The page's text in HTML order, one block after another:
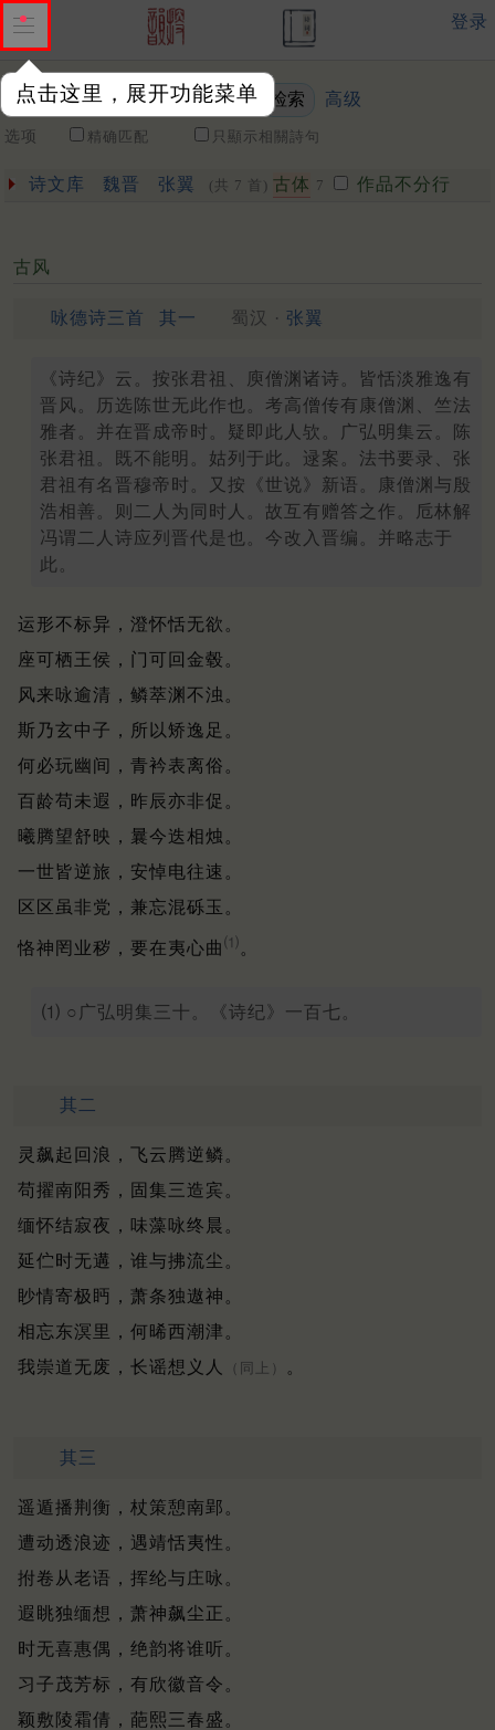
点击这里，展开功能菜单
登录
关键词 高级
选项 精确匹配 只顯示相關詩句
诗文库 魏晋 张翼 (共 7 首) 古体 7 作品不分行
古风
咏德诗三首 其一 蜀汉 · 张翼
《诗纪》云。按张君祖、庾僧渊诸诗。皆恬淡雅逸有
晋风。历选陈世无此作也。考高僧传有康僧渊、竺法
雅者。并在晋成帝时。疑即此人欤。广弘明集云。陈
张君祖。既不能明。姑列于此。逯案。法书要录、张
君祖有名晋穆帝时。又按《世说》新语。康僧渊与殷
浩相善。则二人为同时人。故互有赠答之作。卮林解
冯谓二人诗应列晋代是也。今改入晋编。并略志于
此。
运形不标异，澄怀恬无欲。
座可栖王侯，门可回金毂。
风来咏逾清，鳞萃渊不浊。
斯乃玄中子，所以矫逸足。
何必玩幽间，青衿表离俗。
百龄苟未遐，昨辰亦非促。
曦腾望舒映，曩今迭相烛。
一世皆逆旅，安悼电往速。
区区虽非党，兼忘混砾玉。
恪神罔业秽，要在夷心曲 ⑴。
⑴ ○广弘明集三十。《诗纪》一百七。
其二
灵飙起回浪，飞云腾逆鳞。
苟擢南阳秀，固集三造宾。
缅怀结寂夜，味藻咏终晨。
延伫时无遘，谁与拂流尘。
眇情寄极眄，萧条独遨神。
相忘东溟里，何晞西潮津。
我崇道无废，长谣想义人
（同上） 。
其三
遥遁播荆衡，杖策憩南郢。
遭动透浪迹，遇靖恬夷性。
拊卷从老语，挥纶与庄咏。
遐眺独缅想，萧神飙尘正。
时无喜惠偶，绝韵将谁听。
习子茂芳标，有欣徽音令。
颖敷陵霜倩，葩熙三春盛。